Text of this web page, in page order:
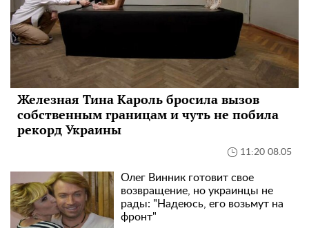
Железная Тина Кароль бросила вызов
собственным границам и чуть не побила
рекорд Украины
11:20 08.05
Олег Винник готовит свое
возвращение, но украинцы не
рады: "Надеюсь, его возьмут на
фронт"